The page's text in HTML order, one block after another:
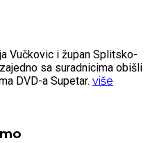
Vučkovic i župan Splitsko-
sa suradnicima obišli
DVD-a Supetar. više